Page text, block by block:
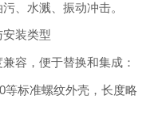
、水溅、振动冲击。
装类型
容，便于替换和集成：
等标准螺纹外壳，长度略